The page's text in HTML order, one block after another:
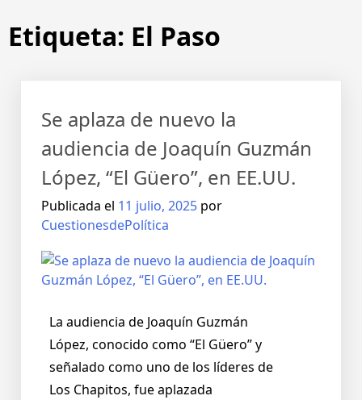
Etiqueta: El Paso
Se aplaza de nuevo la
audiencia de Joaquín Guzmán
López, “El Güero”, en EE.UU.
Publicada el 11 julio, 2025 por
CuestionesdePolítica
La audiencia de Joaquín Guzmán
López, conocido como “El Güero” y
señalado como uno de los líderes de
Los Chapitos, fue aplazada